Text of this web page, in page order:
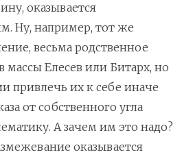
оказывается
Ну, например, тот же
весьма родственное
массы Елесев или Битарх, но
привлечь их к себе иначе
от собственного угла
А зачем им это надо?
оказывается